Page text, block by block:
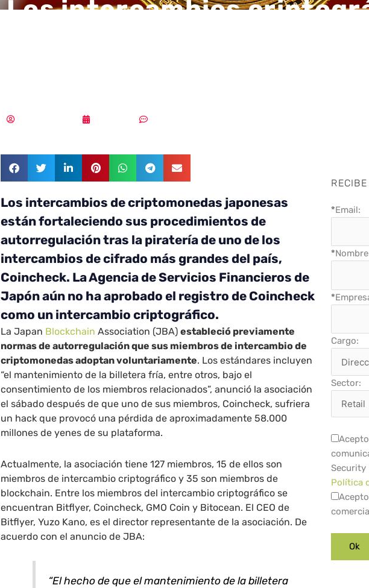
Los intercambios
Los intercambios de criptomonedas japonesas
están fortaleciendo sus procedimientos de
autorregulación tras la piratería de uno de los
intercambios de cifrado más grandes del país,
Coincheck. La Agencia de Servicios Financieros de
Japón aún no ha aprobado el registro de Coincheck
como un intercambio criptográfico.
La Japan Blockchain Association (JBA)estableció previamente
normas de autorregulación que sus miembros de intercambio de
criptomonedas adoptan voluntariamente. Los estándares incluyen
“el mantenimiento de la billetera fría, entre otros, bajo el
consentimiento de los miembros relacionados”, anunció la asociación
el sábado después de que uno de sus miembros, Coincheck, sufriera
un hack que provocó una pérdida de aproximadamente 58.000
millones de yenes de su plataforma.
Actualmente, la asociación tiene 127 miembros, 15 de ellos son
miembros de intercambio criptográfico y 35 son miembros de
blockchain. Entre los miembros del intercambio criptográfico se
encuentran Bitflyer, Coincheck, GMO Coin y Bitocean. El CEO de
Bitflyer, Yuzo Kano, es el director representante de la asociación. De
acuerdo con el anuncio de JBA:
“El hecho de que el mantenimiento de la billetera
*Email:
*
*
Cargo:
Sector:
Security
Política